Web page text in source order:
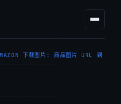
下载图片: 商品图片 URL 到